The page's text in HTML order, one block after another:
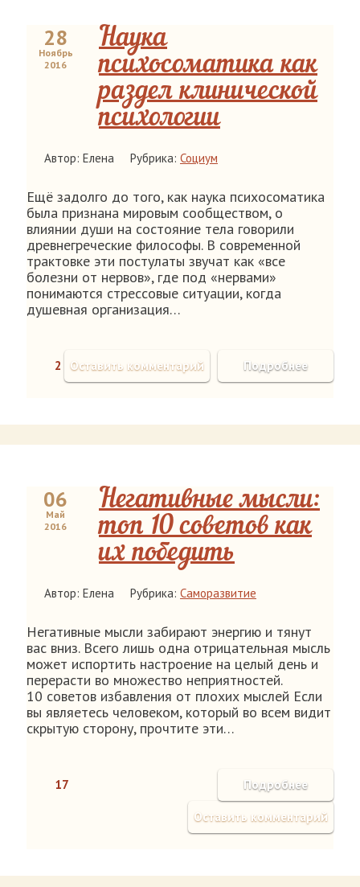
28
Ноябрь
2016
Наука
психосоматика как
раздел клинической
психологии
Автор: Елена Рубрика: Социум
Ещё задолго до того, как наука психосоматика
была признана мировым сообществом, о
влиянии души на состояние тела говорили
древнегреческие философы. В современной
трактовке эти постулаты звучат как «все
болезни от нервов», где под «нервами»
понимаются стрессовые ситуации, когда
душевная организация…
2 Подробнее
Оставить комментарий
06
Май
2016
Негативные мысли:
топ 10 советов как
их победить
Автор: Елена Рубрика: Саморазвитие
Негативные мысли забирают энергию и тянут
вас вниз. Всего лишь одна отрицательная мысль
может испортить настроение на целый день и
перерасти во множество неприятностей.
10 советов избавления от плохих мыслей Если
вы являетесь человеком, который во всем видит
скрытую сторону, прочтите эти…
17 Подробнее
Оставить комментарий